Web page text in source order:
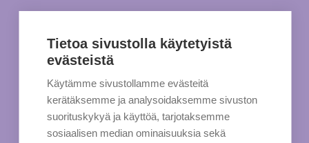
Tietoa sivustolla käytetyistä
evästeistä
Käytämme sivustollamme evästeitä
kerätäksemme ja analysoidaksemme sivuston
suorituskykyä ja käyttöä, tarjotaksemme
sosiaalisen median ominaisuuksia sekä